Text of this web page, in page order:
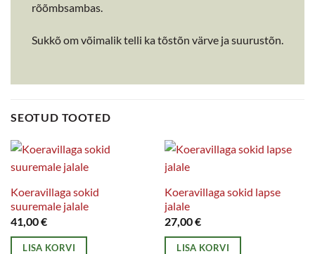
rõõmbsambas.
Sukkõ om võimalik telli ka tõstõn värve ja suurustõn.
SEOTUD TOOTED
Koeravillaga sokid
suuremale jalale
41,00€
LISA KORVI
Koeravillaga sokid lapse
jalale
27,00€
LISA KORVI